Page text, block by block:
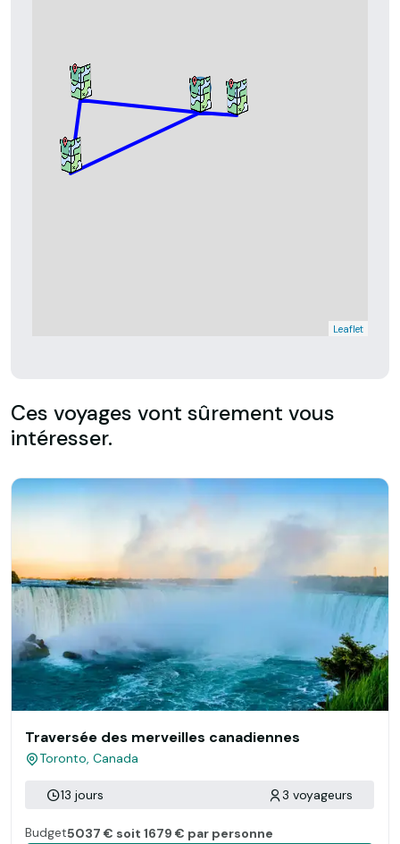
Leaflet
Ces voyages vont sûrement vous
intéresser.
Traversée des merveilles canadiennes
Toronto, Canada
13 jours 3 voyageurs
Budget5037 € soit 1679 € par personne